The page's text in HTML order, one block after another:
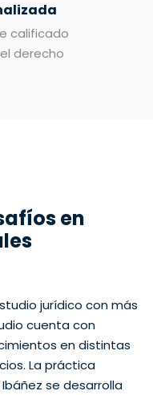
calificado
derecho
en
jurídico con más
cuenta con
en distintas
La práctica
se desarrolla